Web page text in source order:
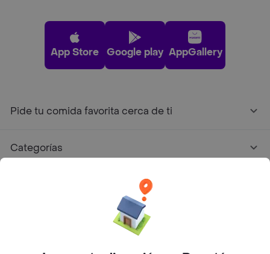
App Store Google play AppGallery
Pide tu comida favorita cerca de ti
Categorías